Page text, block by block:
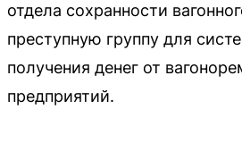
отдела сохранности
преступную группу для
получения денег от
предприятий.